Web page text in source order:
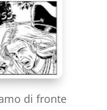
di fronte